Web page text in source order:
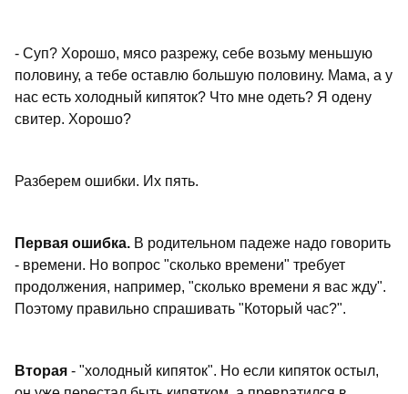
- Суп? Хорошо, мясо разрежу, себе возьму меньшую
половину, а тебе оставлю большую половину. Мама, а у
нас есть холодный кипяток? Что мне одеть? Я одену
свитер. Хорошо?
Разберем ошибки. Их пять.
Первая ошибка. В родительном падеже надо говорить
- времени. Но вопрос "сколько времени" требует
продолжения, например, "сколько времени я вас жду".
Поэтому правильно спрашивать "Который час?".
Вторая - "холодный кипяток". Но если кипяток остыл,